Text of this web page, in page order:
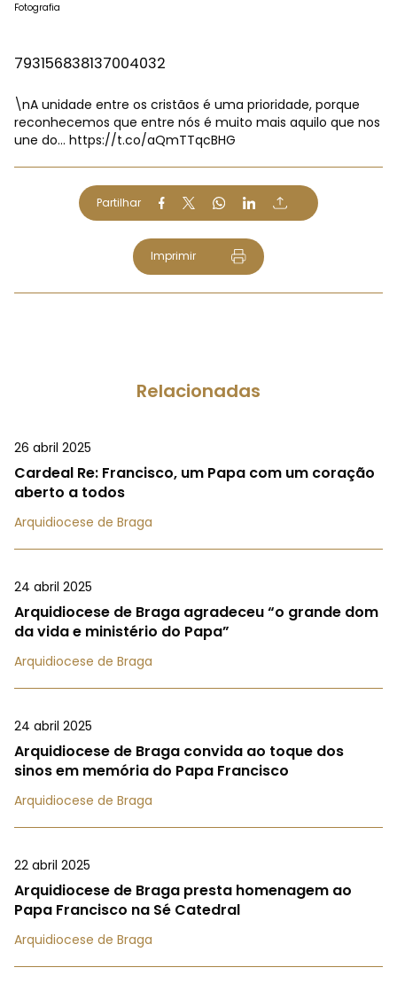
Fotografia
793156838137004032
\nA unidade entre os cristãos é uma prioridade, porque
reconhecemos que entre nós é muito mais aquilo que nos
une do… https://t.co/aQmTTqcBHG
Partilhar
Imprimir
Relacionadas
26 abril 2025
Cardeal Re: Francisco, um Papa com um coração
aberto a todos
Arquidiocese de Braga
24 abril 2025
Arquidiocese de Braga agradeceu “o grande dom
da vida e ministério do Papa”
Arquidiocese de Braga
24 abril 2025
Arquidiocese de Braga convida ao toque dos
sinos em memória do Papa Francisco
Arquidiocese de Braga
22 abril 2025
Arquidiocese de Braga presta homenagem ao
Papa Francisco na Sé Catedral
Arquidiocese de Braga